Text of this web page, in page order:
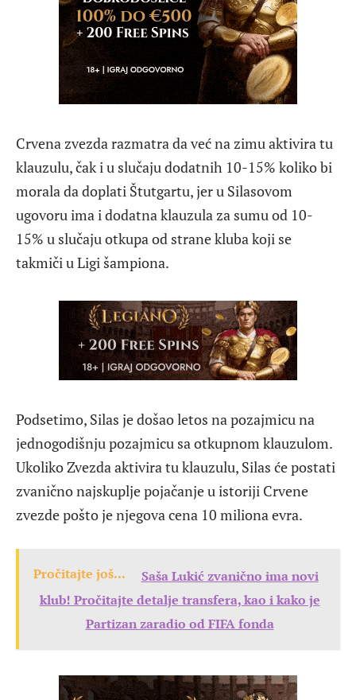
Crvena zvezda razmatra da već na zimu aktivira tu
klauzulu, čak i u slučaju dodatnih 10-15% koliko bi
morala da doplati Štutgartu, jer u Silasovom
ugovoru ima i dodatna klauzula za sumu od 10-
15% u slučaju otkupa od strane kluba koji se
takmiči u Ligi šampiona.
Podsetimo, Silas je došao letos na pozajmicu na
jednogodišnju pozajmicu sa otkupnom klauzulom.
Ukoliko Zvezda aktivira tu klauzulu, Silas će postati
zvanično najskuplje pojačanje u istoriji Crvene
zvezde pošto je njegova cena 10 miliona evra.
Pročitajte još...
Saša Lukić zvanično ima novi
klub! Pročitajte detalje transfera, kao i kako je
Partizan zaradio od FIFA fonda